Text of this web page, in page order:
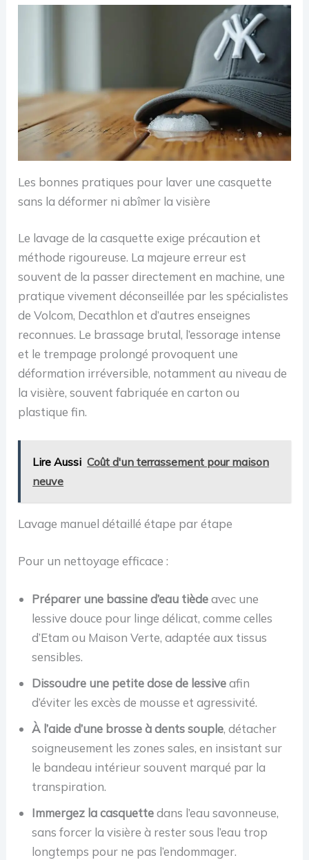
Les bonnes pratiques pour laver une casquette
sans la déformer ni abîmer la visière
Le lavage de la casquette exige précaution et
méthode rigoureuse. La majeure erreur est
souvent de la passer directement en machine, une
pratique vivement déconseillée par les spécialistes
de Volcom, Decathlon et d’autres enseignes
reconnues. Le brassage brutal, l’essorage intense
et le trempage prolongé provoquent une
déformation irréversible, notamment au niveau de
la visière, souvent fabriquée en carton ou
plastique fin.
Lire Aussi Coût d'un terrassement pour maison
neuve
Lavage manuel détaillé étape par étape
Pour un nettoyage efficace :
Préparer une bassine d’eau tièdeavec une
lessive douce pour linge délicat, comme celles
d’Etam ou Maison Verte, adaptée aux tissus
sensibles.
Dissoudre une petite dose de lessiveafin
d’éviter les excès de mousse et agressivité.
À l’aide d’une brosse à dents souple, détacher
soigneusement les zones sales, en insistant sur
le bandeau intérieur souvent marqué par la
transpiration.
Immergez la casquettedans l’eau savonneuse,
sans forcer la visière à rester sous l’eau trop
longtemps pour ne pas l’endommager.